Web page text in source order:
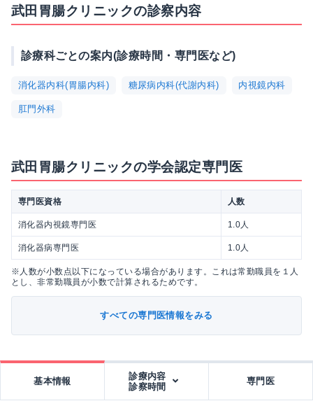
武田胃腸クリニックの診察内容
診療科ごとの案内(診療時間・専門医など)
消化器内科(胃腸内科) 糖尿病内科(代謝内科) 内視鏡内科
肛門外科
武田胃腸クリニックの学会認定専門医
専門医資格 人数
消化器内視鏡専門医 1.0人
消化器病専門医 1.0人
※人数が小数点以下になっている場合があります。これは常勤職員を１人
とし、非常勤職員が小数で計算されるためです。
すべての専門医情報をみる
基本情報
診療内容
診察時間
専門医